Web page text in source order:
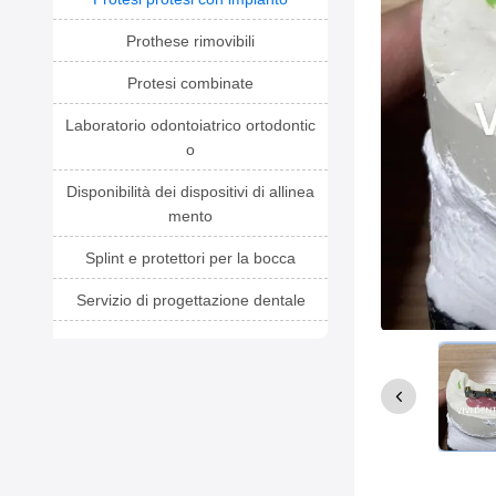
Prothese rimovibili
Protesi combinate
Laboratorio odontoiatrico ortodontic
o
Disponibilità dei dispositivi di allinea
mento
Splint e protettori per la bocca
Servizio di progettazione dentale